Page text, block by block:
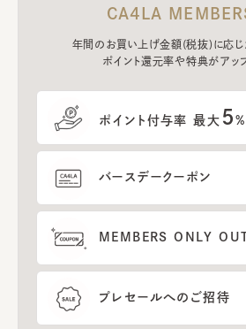
CA4LA
年間のお買い上げ金額(税抜)に応じ
ポイント還元率や特典がアップ
ポイント付与率 最大 5%
バースデークーポン
MEMBERS ONLY
プレセールへのご招待